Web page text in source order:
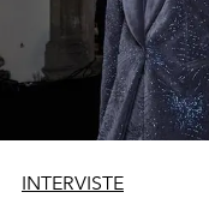
INTERVISTE